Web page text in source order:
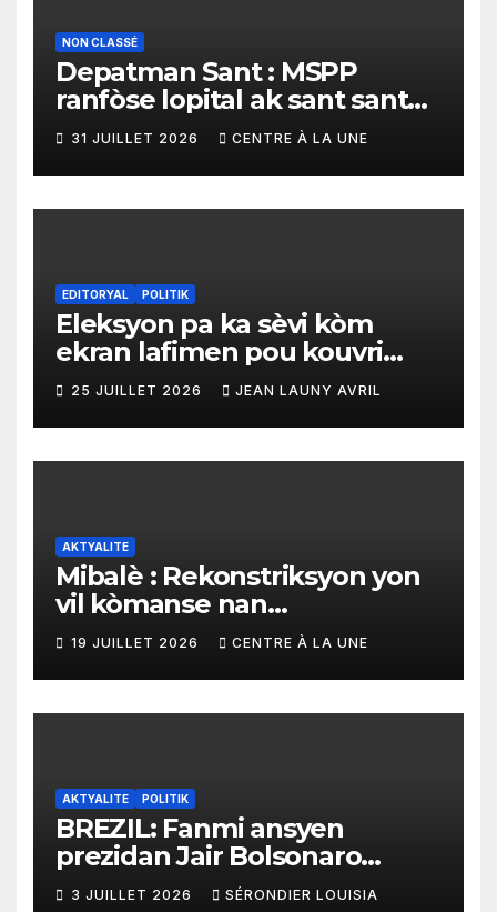
NON CLASSÉ
Depatman Sant : MSPP
ranfòse lopital ak sant sante
yo ak yon enpòtan kagezon
materyèl medikal
31 JUILLET 2026 CENTRE À LA UNE
EDITORYAL POLITIK
Eleksyon pa ka sèvi kòm
ekran lafimen pou kouvri
echèk tranzisyon an
25 JUILLET 2026 JEAN LAUNY AVRIL
AKTYALITE
Mibalè : Rekonstriksyon yon
vil kòmanse nan
rekonstriksyon lespri moun
yo
19 JUILLET 2026 CENTRE À LA UNE
AKTYALITE POLITIK
BREZIL: Fanmi ansyen
prezidan Jair Bolsonaro
mande gouvènman
3 JUILLET 2026 SÉRONDIER LOUISIA